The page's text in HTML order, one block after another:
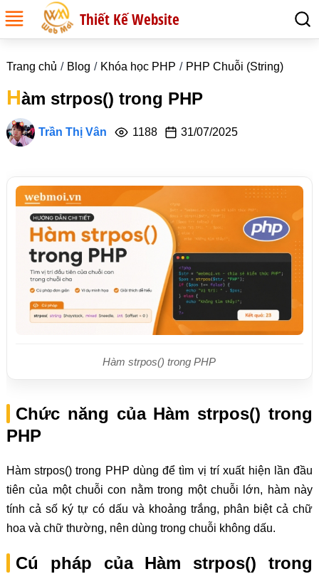
Thiết Kế Website
Trang chủ Blog Khóa học PHP PHP Chuỗi (String)
Hàm strpos() trong PHP
Trần Thị Vân 1188 31/07/2025
Hàm strpos() trong PHP
Chức năng của Hàm strpos() trong
PHP
Hàm strpos() trong PHP dùng để tìm vị trí xuất hiện lần đầu
tiên của một chuỗi con nằm trong một chuỗi lớn, hàm này
tính cả số ký tự có dấu và khoảng trắng, phân biệt cả chữ
hoa và chữ thường, nên dùng trong chuỗi không dấu.
Cú pháp của Hàm strpos() trong